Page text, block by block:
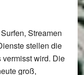
Streamen
stellen die
wird. Die
groß,